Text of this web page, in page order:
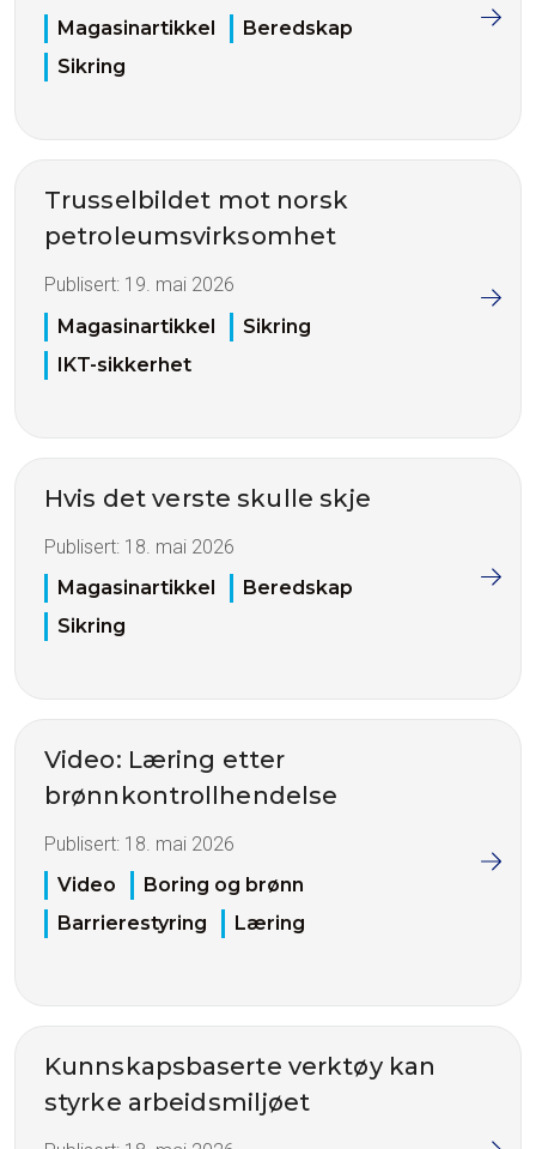
Magasinartikkel
Beredskap
Sikring
Trusselbildet mot norsk
petroleumsvirksomhet
Publisert: 19. mai 2026
Magasinartikkel
Sikring
IKT-sikkerhet
Hvis det verste skulle skje
Publisert: 18. mai 2026
Magasinartikkel
Beredskap
Sikring
Video: Læring etter
brønnkontrollhendelse
Publisert: 18. mai 2026
Video
Boring og brønn
Barrierestyring
Læring
Kunnskapsbaserte verktøy kan
styrke arbeidsmiljøet